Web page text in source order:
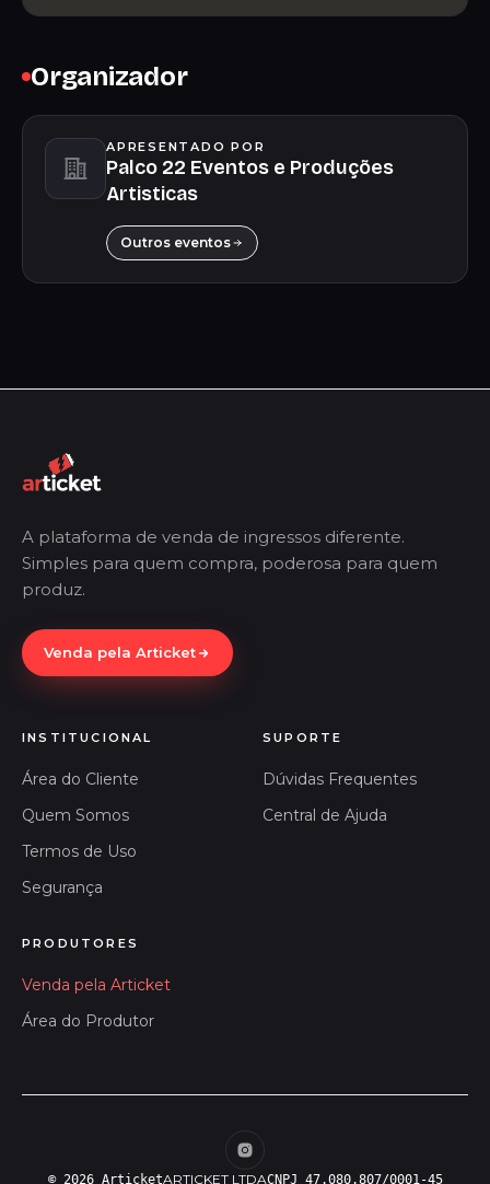
Organizador
APRESENTADO POR
Palco 22 Eventos e Produções
Artisticas
Outros eventos
A plataforma de venda de ingressos diferente.
Simples para quem compra, poderosa para quem
produz.
Venda pela Articket
INSTITUCIONAL
Área do Cliente
Quem Somos
Termos de Uso
Segurança
SUPORTE
Dúvidas Frequentes
Central de Ajuda
PRODUTORES
Venda pela Articket
Área do Produtor
© 2026 ArticketARTICKET LTDACNPJ 47.080.807/0001-45